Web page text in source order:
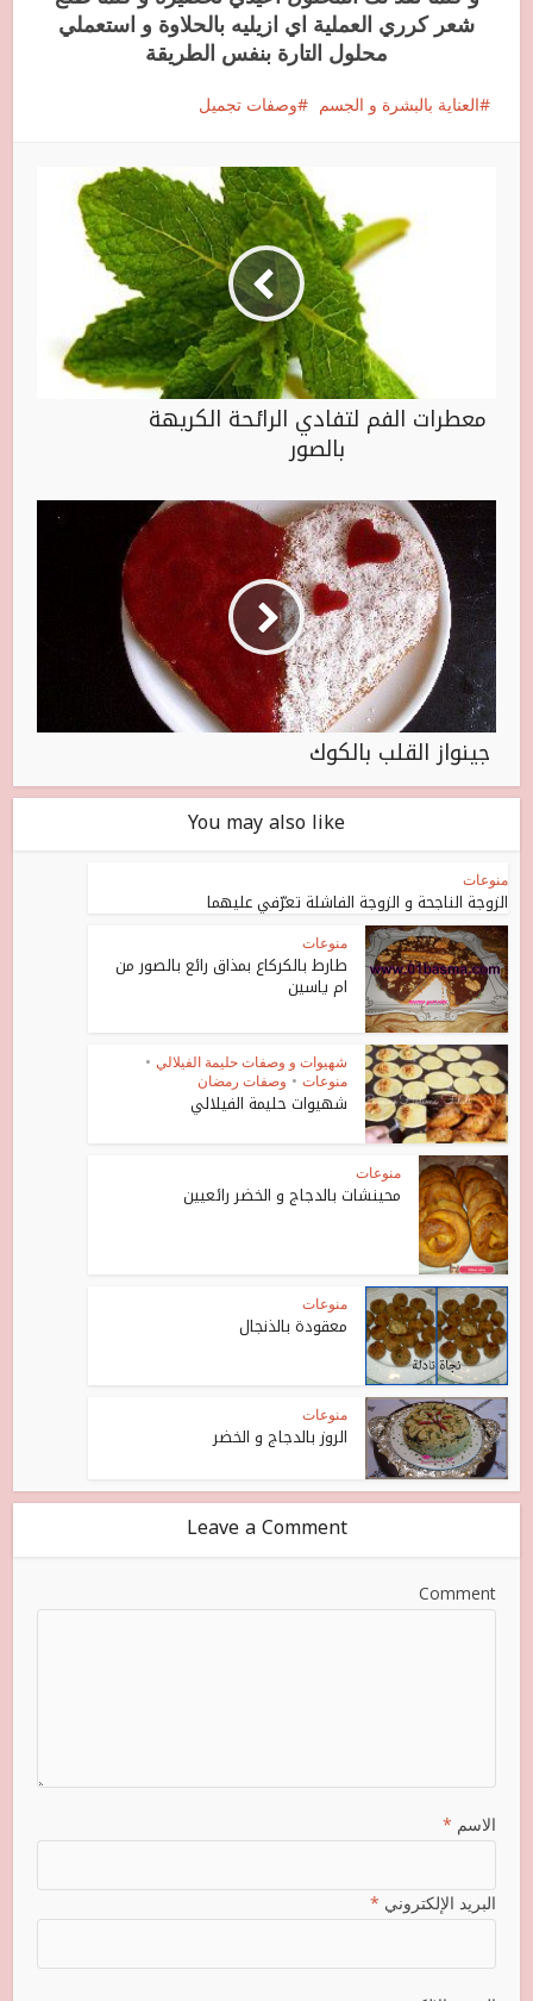
شعر كرري العملية اي ازيليه بالحلاوة و استعملي
محلول التارة بنفس الطريقة
العناية بالبشرة و الجسم وصفات تجميل
معطرات الفم لتفادي الرائحة الكريهة
بالصور
جينواز القلب بالكوك
You may also like
منوعات
الزوجة الناجحة و الزوجة الفاشلة تعرّفي عليهما
منوعات
طارط بالكركاع بمذاق رائع بالصور من
ام ياسين
شهيوات و وصفات حليمة الفيلالي •
منوعات • وصفات رمضان
شهيوات حليمة الفيلالي
منوعات
محينشات بالدجاج و الخضر رائعيين
منوعات
معقودة بالذنجال
منوعات
الروز بالدجاج و الخضر
Leave a Comment
Comment
الاسم *
البريد الإلكتروني *